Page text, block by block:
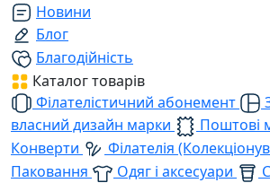
Новини
Блог
Благодійність
Каталог товарів
Філателістичний абонемент
власний дизайн марки
Поштові
Конверти
Філателія
Паковання
Одяг і аксесуари